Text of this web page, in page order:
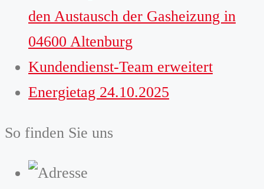
den Austausch der Gasheizung in
04600 Altenburg
Kundendienst-Team erweitert
Energietag 24.10.2025
So finden Sie uns